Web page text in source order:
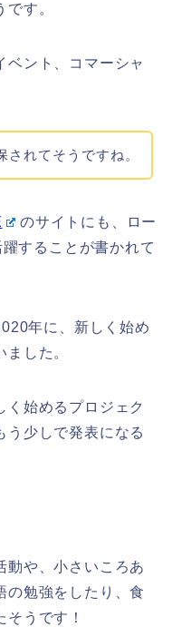
す。
ベント、コマーシャ
されてそうですね。
のサイトにも、ロー
することが書かれて
年に、新しく始め
した。
く始めるプロジェク
う少しで発表になる
動や、小さいころあ
の勉強をしたり、食
うです！